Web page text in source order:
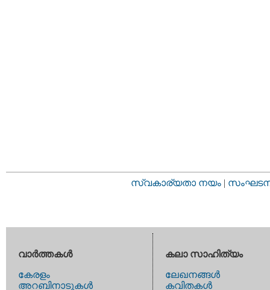
സ്വകാര്യതാ നയം |
വാര്‍ത്തകള്‍
കേരളം
അറബിനാടുകള്‍
കലാ സാഹിത്യം
ലേഖനങ്ങള്‍
കവിതകള്‍